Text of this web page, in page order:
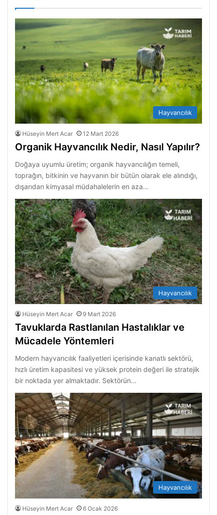
Hayvancılık
Hüseyin Mert Acar 12 Mart 2026
Organik Hayvancılık Nedir, Nasıl Yapılır?
Doğaya uyumlu üretim; organik hayvancılığın temeli,
toprağın, bitkinin ve hayvanın bir bütün olarak ele alındığı,
dışarıdan kimyasal müdahalelerin en aza…
Hayvancılık
Hüseyin Mert Acar 9 Mart 2026
Tavuklarda Rastlanılan Hastalıklar ve
Mücadele Yöntemleri
Modern hayvancılık faaliyetleri içerisinde kanatlı sektörü,
hızlı üretim kapasitesi ve yüksek protein değeri ile stratejik
bir noktada yer almaktadır. Sektörün…
Hayvancılık
Hüseyin Mert Acar 6 Ocak 2026